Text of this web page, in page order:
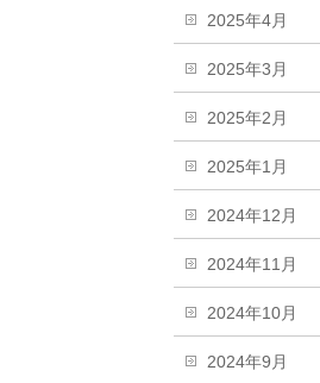
2025年4月
2025年3月
2025年2月
2025年1月
2024年12月
2024年11月
2024年10月
2024年9月